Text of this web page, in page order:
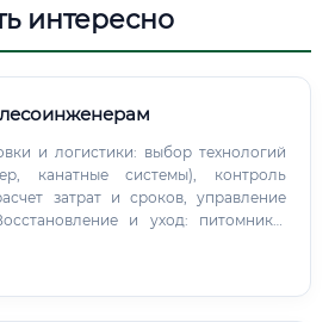
интересно
и логистики: выбор технологий
канатные системы), контроль
затрат и сроков, управление
и уход: питомники,
Охрана и защита леса: